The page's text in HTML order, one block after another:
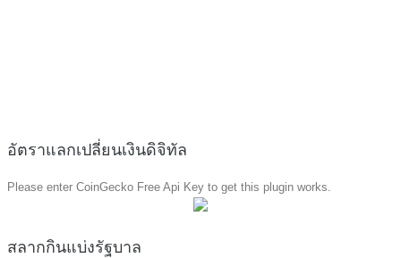
อัตราแลกเปลี่ยนเงินดิจิทัล
Please enter CoinGecko Free Api Key to get this plugin works.
สลากกินแบ่งรัฐบาล